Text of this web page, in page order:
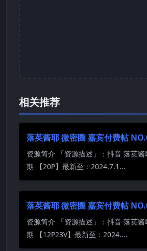
相关推荐
落英酱耶 微密圈 嘉宾付费帖
资源简介 「资源描述」：抖音 落英
期 【20P】最新至：2024.7.1...
落英酱耶 微密圈 嘉宾付费帖
资源简介 「资源描述」：抖音 落英
期 【12P23V】最新至：2024....